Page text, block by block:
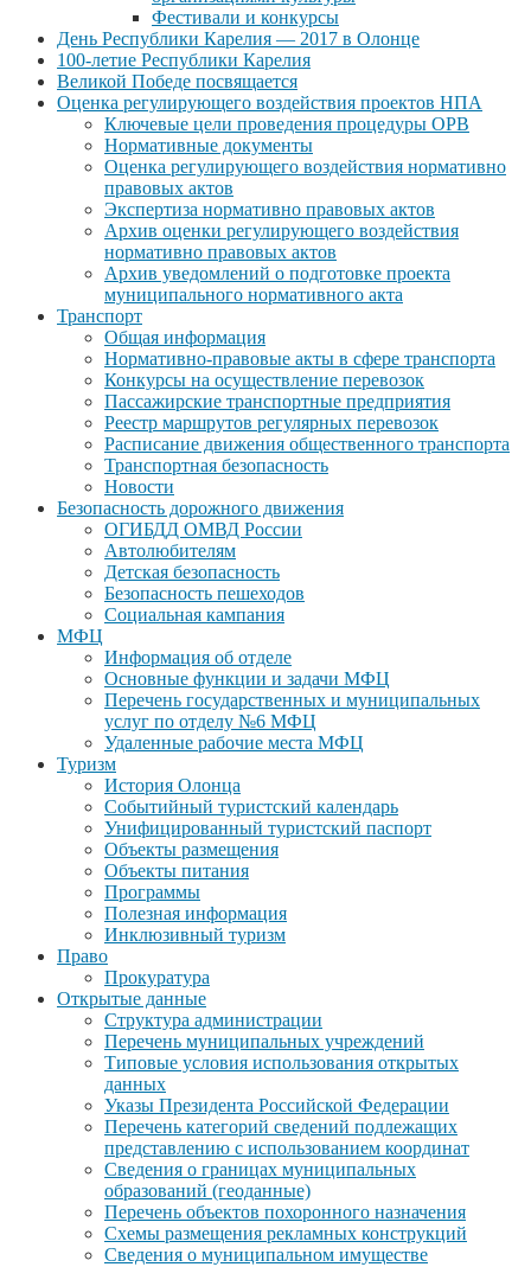
Фестивали и конкурсы
День Республики Карелия — 2017 в Олонце
100-летие Республики Карелия
Великой Победе посвящается
Оценка регулирующего воздействия проектов НПА
Ключевые цели проведения процедуры ОРВ
Нормативные документы
Оценка регулирующего воздействия нормативно
правовых актов
Экспертиза нормативно правовых актов
Архив оценки регулирующего воздействия
нормативно правовых актов
Архив уведомлений о подготовке проекта
муниципального нормативного акта
Транспорт
Общая информация
Нормативно-правовые акты в сфере транспорта
Конкурсы на осуществление перевозок
Пассажирские транспортные предприятия
Реестр маршрутов регулярных перевозок
Расписание движения общественного транспорта
Транспортная безопасность
Новости
Безопасность дорожного движения
ОГИБДД ОМВД России
Автолюбителям
Детская безопасность
Безопасность пешеходов
Социальная кампания
МФЦ
Информация об отделе
Основные функции и задачи МФЦ
Перечень государственных и муниципальных
услуг по отделу №6 МФЦ
Удаленные рабочие места МФЦ
Туризм
История Олонца
Событийный туристский календарь
Унифицированный туристский паспорт
Объекты размещения
Объекты питания
Программы
Полезная информация
Инклюзивный туризм
Право
Прокуратура
Открытые данные
Структура администрации
Перечень муниципальных учреждений
Типовые условия использования открытых
данных
Указы Президента Российской Федерации
Перечень категорий сведений подлежащих
представлению с использованием координат
Сведения о границах муниципальных
образований (геоданные)
Перечень объектов похоронного назначения
Схемы размещения рекламных конструкций
Сведения о муниципальном имуществе